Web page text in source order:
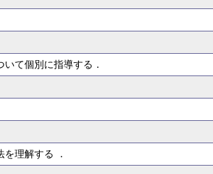
て個別に指導する．
理解する ．